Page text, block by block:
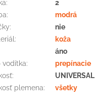
:
2
:
modrá
:
nie
:
koža
áno
vodítka:
prepínacie
:
UNIVERSAL
plemena: všetky